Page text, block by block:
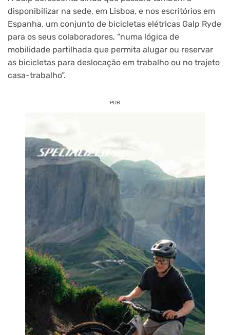
disponibilizar na sede, em Lisboa, e nos escritórios em
Espanha, um conjunto de bicicletas elétricas Galp Ryde
para os seus colaboradores, “numa lógica de
mobilidade partilhada que permita alugar ou reservar
as bicicletas para deslocação em trabalho ou no trajeto
casa-trabalho”.
PUB